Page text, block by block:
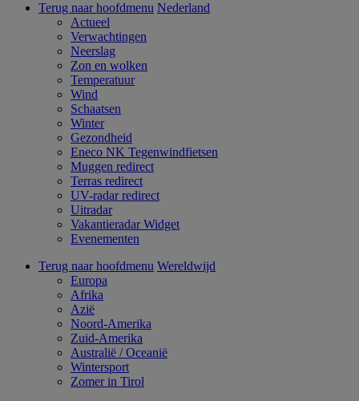
Terug naar hoofdmenu Nederland
Actueel
Verwachtingen
Neerslag
Zon en wolken
Temperatuur
Wind
Schaatsen
Winter
Gezondheid
Eneco NK Tegenwindfietsen
Muggen redirect
Terras redirect
UV-radar redirect
Uitradar
Vakantieradar Widget
Evenementen
Terug naar hoofdmenu Wereldwijd
Europa
Afrika
Azië
Noord-Amerika
Zuid-Amerika
Australië / Oceanië
Wintersport
Zomer in Tirol